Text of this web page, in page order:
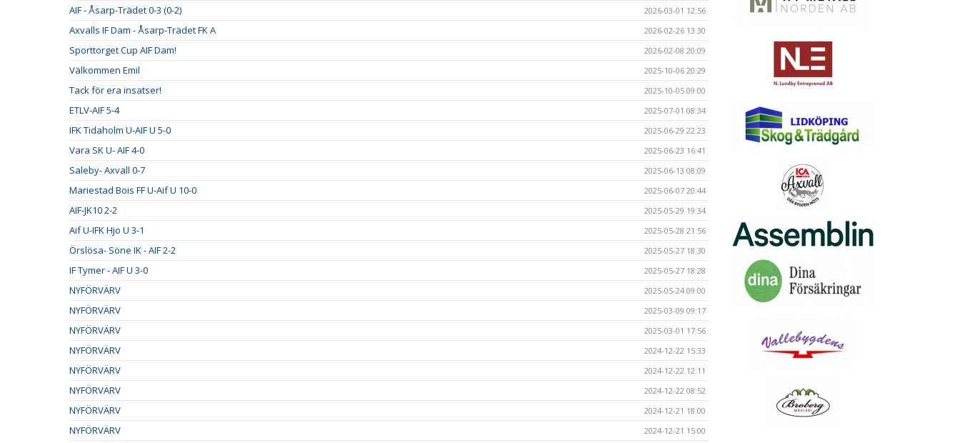
AIF - Åsarp-Trädet 0-3 (0-2) 2026-03-01 12:56
Axvalls IF Dam - Åsarp-Trädet FK A 2026-02-26 13:30
Sporttorget Cup AIF Dam! 2026-02-08 20:09
Välkommen Emil 2025-10-06 20:29
Tack för era insatser! 2025-10-05 09:00
ETLV-AIF 5-4 2025-07-01 08:34
IFK Tidaholm U-AIF U 5-0 2025-06-29 22:23
Vara SK U- AIF 4-0 2025-06-23 16:41
Saleby- Axvall 0-7 2025-06-13 08:09
Mariestad Bois FF U-Aif U 10-0 2025-06-07 20:44
AIF-JK10 2-2 2025-05-29 19:34
Aif U-IFK Hjo U 3-1 2025-05-28 21:56
Örslösa- Söne IK - AIF 2-2 2025-05-27 18:30
IF Tymer - AIF U 3-0 2025-05-27 18:28
NYFÖRVÄRV 2025-05-24 09:00
NYFÖRVÄRV 2025-03-09 09:17
NYFÖRVÄRV 2025-03-01 17:56
NYFÖRVÄRV 2024-12-22 15:33
NYFÖRVÄRV 2024-12-22 12:11
NYFÖRVÄRV 2024-12-22 08:52
NYFÖRVÄRV 2024-12-21 18:00
NYFÖRVÄRV 2024-12-21 15:00